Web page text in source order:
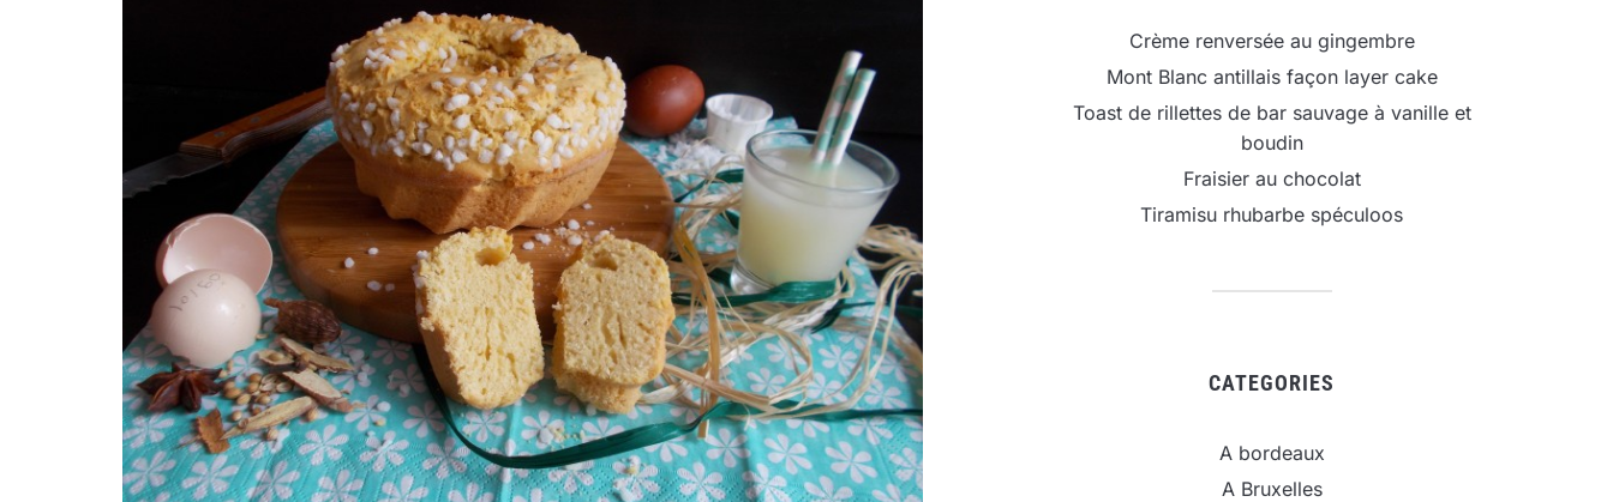
Crème renversée au gingembre
Mont Blanc antillais façon layer cake
Toast de rillettes de bar sauvage à vanille et
boudin
Fraisier au chocolat
Tiramisu rhubarbe spéculoos
CATEGORIES
A bordeaux
A Bruxelles